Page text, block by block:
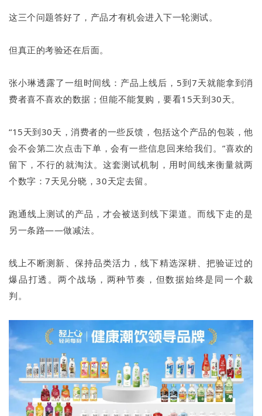
这三个问题答好了，产品才有机会进入下一轮测试。
但真正的考验还在后面。
张小琳透露了一组时间线：产品上线后，5到7天就能拿到消
费者喜不喜欢的数据；但能不能复购，要看15天到30天。
“15天到30天，消费者的一些反馈，包括这个产品的包装，他
会不会第二次点击下单，会有一些信息回来给我们。”喜欢的
留下，不行的就淘汰。这套测试机制，用时间线来衡量就两
个数字：7天见分晓，30天定去留。
跑通线上测试的产品，才会被送到线下渠道。而线下走的是
另一条路——做减法。
线上不断测新、保持品类活力，线下精选深耕、把验证过的
爆品打透。两个战场，两种节奏，但数据始终是同一个裁
判。